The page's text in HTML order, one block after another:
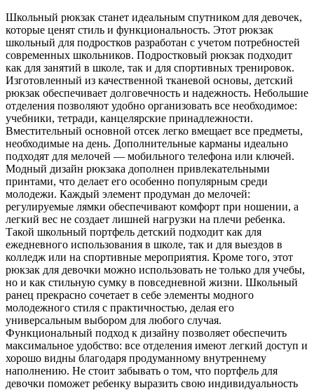
Школьный рюкзак станет идеальным спутником для девочек,
которые ценят стиль и функциональность. Этот рюкзак
школьный для подростков разработан с учетом потребностей
современных школьников. Подростковый рюкзак подходит
как для занятий в школе, так и для спортивных тренировок.
Изготовленный из качественной тканевой основы, детский
рюкзак обеспечивает долговечность и надежность. Небольшие
отделения позволяют удобно организовать все необходимое:
учебники, тетради, канцелярские принадлежности.
Вместительный основной отсек легко вмещает все предметы,
необходимые на день. Дополнительные карманы идеально
подходят для мелочей — мобильного телефона или ключей.
Модный дизайн рюкзака дополнен привлекательными
принтами, что делает его особенно популярным среди
молодежи. Каждый элемент продуман до мелочей:
регулируемые лямки обеспечивают комфорт при ношении, а
легкий вес не создает лишней нагрузки на плечи ребенка.
Такой школьный портфель детский подходит как для
ежедневного использования в школе, так и для выездов в
колледж или на спортивные мероприятия. Кроме того, этот
рюкзак для девочки можно использовать не только для учебы,
но и как стильную сумку в повседневной жизни. Школьный
ранец прекрасно сочетает в себе элементы модного
молодежного стиля с практичностью, делая его
универсальным выбором для любого случая.
Функциональный подход к дизайну позволяет обеспечить
максимальное удобство: все отделения имеют легкий доступ и
хорошо видны благодаря продуманному внутреннему
наполнению. Не стоит забывать о том, что портфель для
девочки поможет ребенку выразить свою индивидуальность